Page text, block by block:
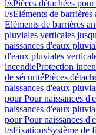
l/sPièces détachées
l/sEléments de barrières
Eléments de barrières
pluviales verticales
naissances d'eaux
d'eaux pluviales
incendieProtection
de sécuritéPièces
naissances d'eaux
pour Pour naissances
naissances d'eaux
pour Pour naissances
l/sFixationsSystème de